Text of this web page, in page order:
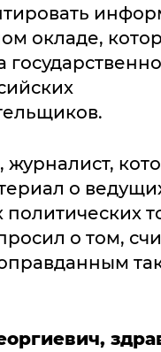
окладе,
журналист,
о
политических
о том,